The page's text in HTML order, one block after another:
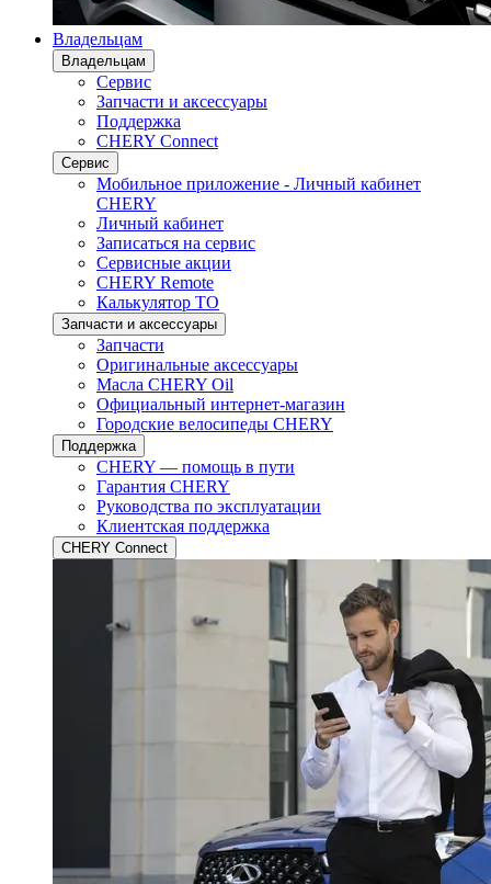
Владельцам
Владельцам
Сервис
Запчасти и аксессуары
Поддержка
CHERY Connect
Сервис
Мобильное приложение - Личный кабинет
CHERY
Личный кабинет
Записаться на сервис
Сервисные акции
CHERY Remote
Калькулятор ТО
Запчасти и аксессуары
Запчасти
Оригинальные аксессуары
Масла CHERY Oil
Официальный интернет-магазин
Городские велосипеды CHERY
Поддержка
CHERY — помощь в пути
Гарантия CHERY
Руководства по эксплуатации
Клиентская поддержка
CHERY Connect